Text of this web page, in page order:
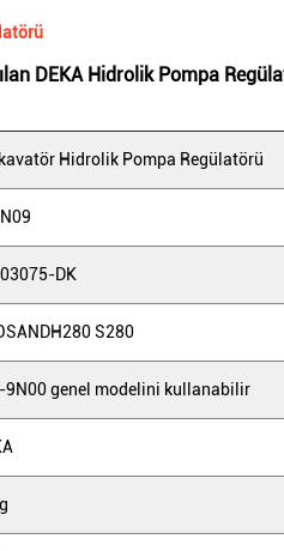
DEKA Hidrolik Pompa
Hidrolik Pompa Regülatörü
DK
DH280 S280
genel modelini kullanabilir